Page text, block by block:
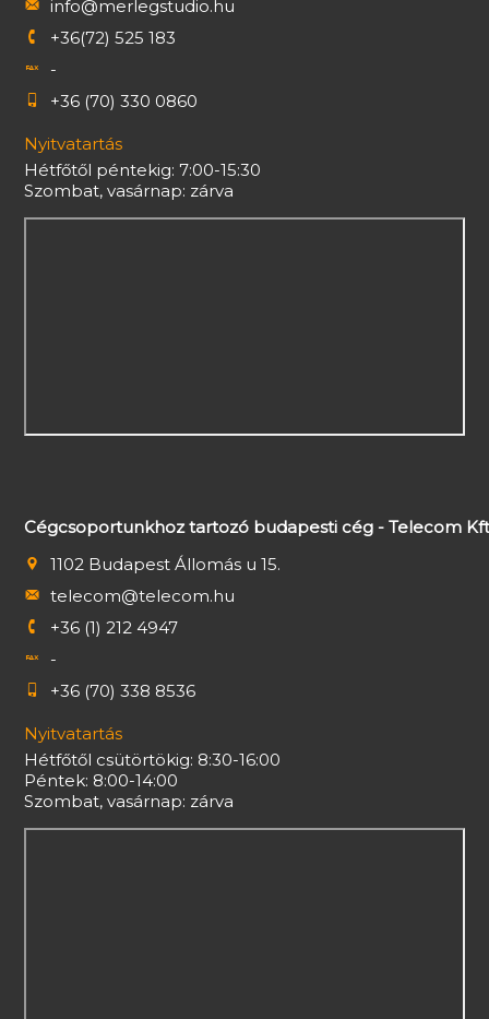
info@merlegstudio.hu
+36(72) 525 183
-
+36 (70) 330 0860
Nyitvatartás
Hétfőtől péntekig: 7:00-15:30
Szombat, vasárnap: zárva
Cégcsoportunkhoz tartozó budapesti cég - Telecom
1102 Budapest Állomás u 15.
telecom@telecom.hu
+36 (1) 212 4947
-
+36 (70) 338 8536
Nyitvatartás
Hétfőtől csütörtökig: 8:30-16:00
Péntek: 8:00-14:00
Szombat, vasárnap: zárva